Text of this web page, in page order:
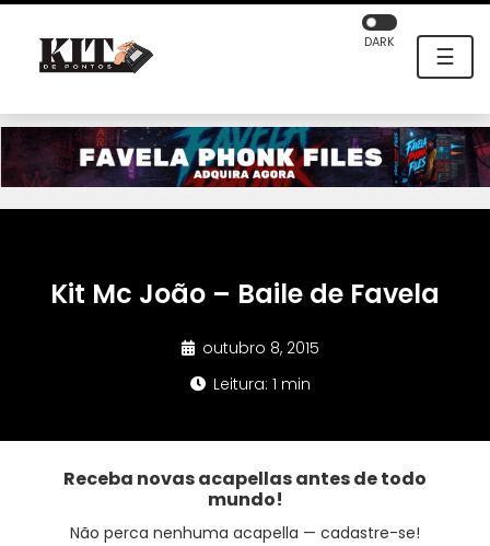
☰
DARK
Kit Mc João – Baile de Favela
outubro 8, 2015
Leitura: 1 min
Receba novas acapellas antes de todo
mundo!
Não perca nenhuma acapella — cadastre-se!